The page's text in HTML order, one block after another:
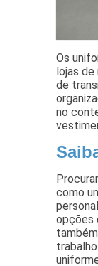
Os
lojas
de
no
como
opções